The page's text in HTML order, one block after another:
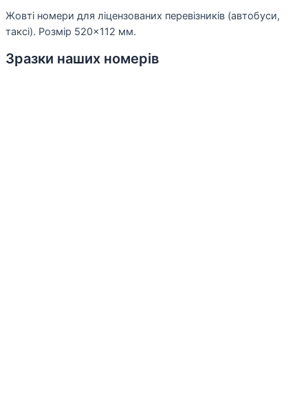
Жовті номери для ліцензованих перевізників (автобуси,
таксі). Розмір 520×112 мм.
Зразки наших номерів